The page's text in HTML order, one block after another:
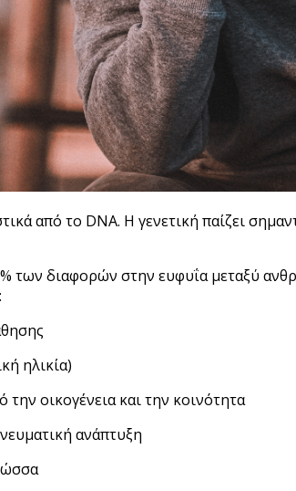
από το DNA. Η γενετική παίζει
των διαφορών στην ευφυΐα μεταξύ
ηλικία)
την οικογένεια και την κοινότητα
ανάπτυξη